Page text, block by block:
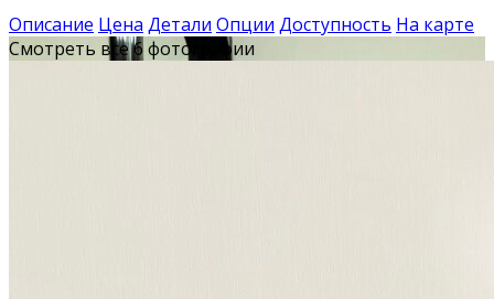
Описание Цена Детали Опции Доступность На карте
Смотреть все 6 фотографии